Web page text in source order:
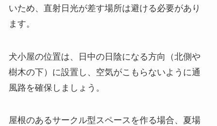
いため、直射日光が差す場所は避ける必要があり
ます。
犬小屋の位置は、日中の日陰になる方向（北側や
樹木の下）に設置し、空気がこもらないように通
風路を確保しましょう。
屋根のあるサークル型スペースを作る場合、夏場